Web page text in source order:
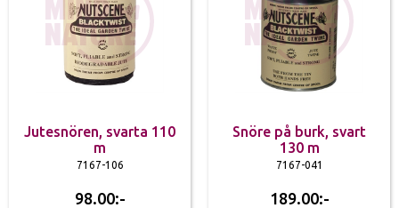
Jutesnören, svarta 110
m
7167-106
98.00
Snöre på burk, svart
130 m
7167-041
189.00